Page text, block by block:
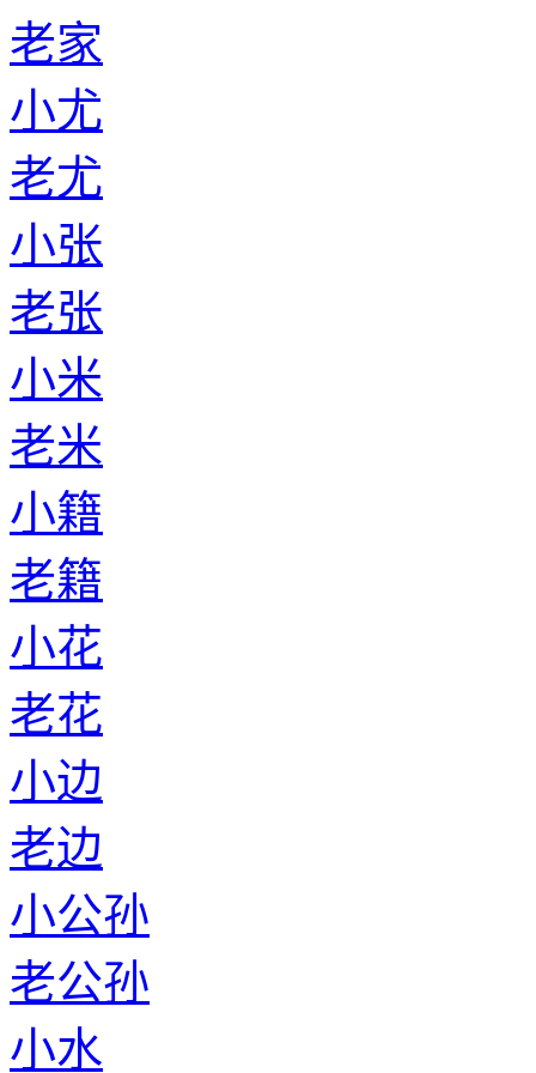
老家
小尤
老尤
小张
老张
小米
老米
小籍
老籍
小花
老花
小边
老边
小公孙
老公孙
小水